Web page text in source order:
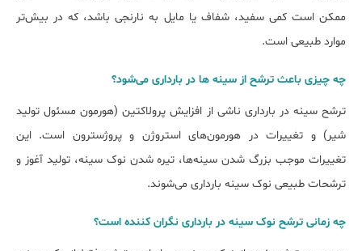
ممکن است کمی سفید، شفاف یا مایل به نارنجی باشد، که در بیش‌تر
موارد طبیعی است.
چه چیزی ﺑﺎﻋﺚ ﺗﺮﺷﺢ از ﺳﯿﻨﻪ ﻫﺎ در ﺑﺎرداری میﺷﻮد؟
ترشح سینه در بارداری ناشی از افزایش پرولاکتین (هورمون مسئول تولید
شیر) و تغییرات در هورمون‌های استروژن و پروژسترون است. این
تغییرات موجب بزرگ شدن سینه‌ها، تیره شدن نوک سینه، تولید آغوز و
ترﺷﺤﺎت طبیعی ﻧﻮک ﺳﯿﻨﻪ ﺑﺎرداری می‌شوند.
چه زمانی ﺗﺮﺷﺢ ﻧﻮک ﺳﯿﻨﻪ در ﺑﺎرداری نگران کننده اﺳﺖ؟